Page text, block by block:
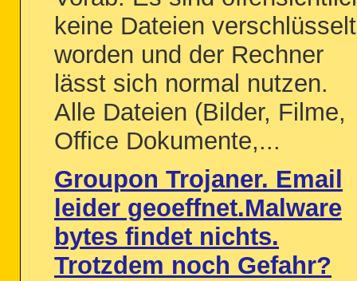
keine Dateien verschlüsselt
worden und der Rechner
lässt sich normal nutzen.
Alle Dateien (Bilder, Filme,
Office Dokumente,...
Groupon Trojaner. Email
leider geoeffnet.Malware
bytes findet nichts.
Trotzdem noch Gefahr?